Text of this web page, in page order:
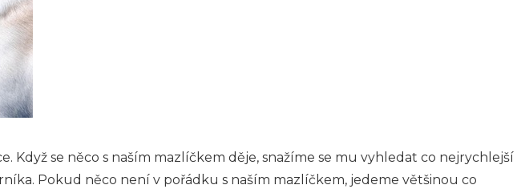
se něco s naším mazlíčkem děje, snažíme se mu vyhledat co nejrychlejší
Pokud něco není v pořádku s naším mazlíčkem, jedeme většinou co